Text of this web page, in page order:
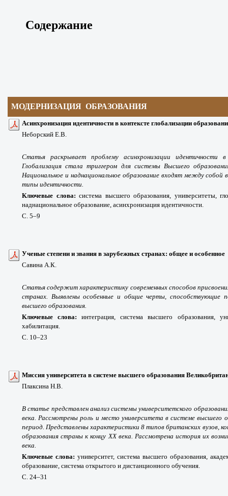
Содержание
МОДЕРНИЗАЦИЯ ОБРАЗОВАНИЯ
Асинхронизация идентичности в контексте глобализации
Неборский Е.В.
Статья раскрывает проблему асинхронизации идентичности в
Глобализация стала триггером для системы Высшего
Национальное и наднациональное образование входят между
типы идентичности.
Ключевые слова:система высшего образования, университеты,
наднациональное образование, асинхронизация идентичности.
С. 5–9
Ученые степени и звания в зарубежных странах: общее и особенное
Савина А.К.
Статья содержит характеристику современных способов
странах. Выявлены особенные и общие черты, способствующие
высшего образования.
Ключевые слова:интеграция, система высшего образования,
хабилитация.
С. 10–23
Миссия университета в системе высшего образования
Плаксина Н.В.
В статье представлен анализ системы университетского
века. Рассмотрены роль и место университета в системе высшего
период. Представлены характеристики 8 типов британских вузов,
образования страны к концу XX века. Рассмотрена история их
века.
Ключевые слова: университет, система высшего образования,
образование, система открытого и дистанционного обучения.
С. 24–31